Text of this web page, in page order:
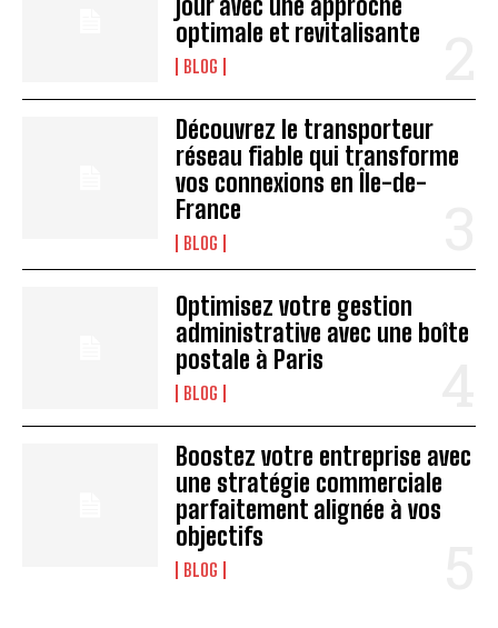
jour avec une approche
optimale et revitalisante
BLOG
Découvrez le transporteur
réseau fiable qui transforme
vos connexions en Île-de-
France
BLOG
Optimisez votre gestion
administrative avec une boîte
postale à Paris
BLOG
Boostez votre entreprise avec
une stratégie commerciale
parfaitement alignée à vos
objectifs
BLOG